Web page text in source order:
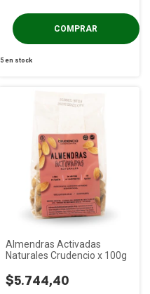
5 en stock
Almendras Activadas
Naturales Crudencio x 100g
$5.744,40